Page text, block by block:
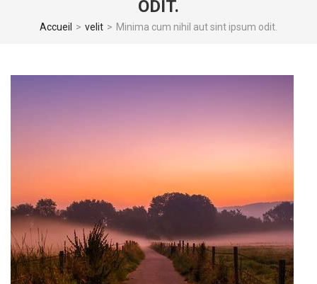
ODIT.
Accueil > velit > Minima cum nihil aut sint ipsum odit.